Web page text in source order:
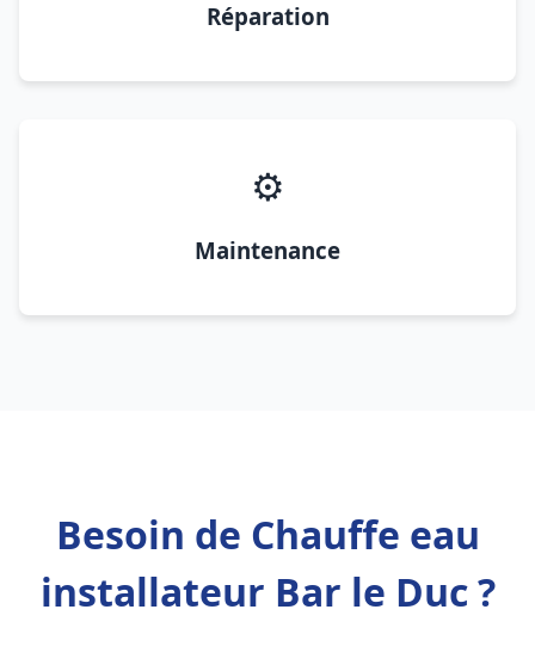
Réparation
⚙️
Maintenance
Besoin de Chauffe eau
installateur Bar le Duc ?